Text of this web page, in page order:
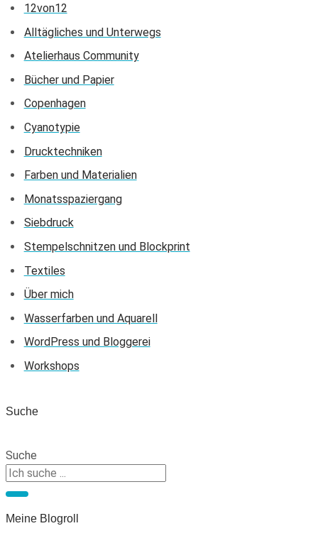
12von12
Alltägliches und Unterwegs
Atelierhaus Community
Bücher und Papier
Copenhagen
Cyanotypie
Drucktechniken
Farben und Materialien
Monatsspaziergang
Siebdruck
Stempelschnitzen und Blockprint
Textiles
Über mich
Wasserfarben und Aquarell
WordPress und Bloggerei
Workshops
Suche
Suche
Meine Blogroll